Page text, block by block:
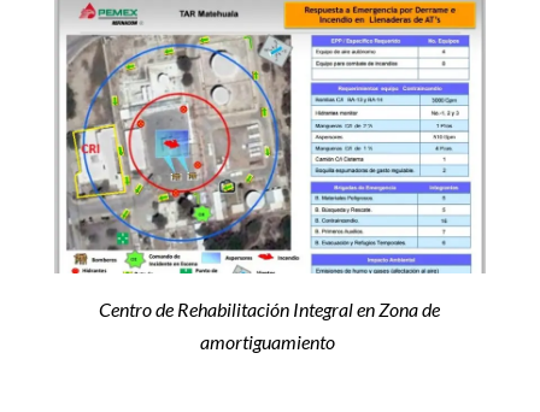
Centro de Rehabilitación Integral en Zona de
amortiguamiento